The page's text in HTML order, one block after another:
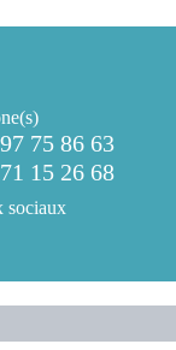
75 86 63
15 26 68
sociaux